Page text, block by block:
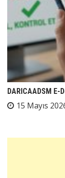
DARICAADSM
15 Mayıs